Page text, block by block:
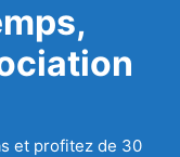
et profitez de 30